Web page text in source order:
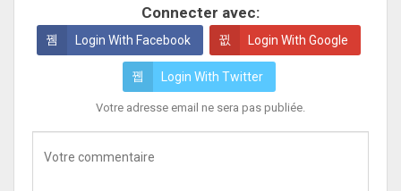
Connecter avec:
Login With Facebook Login With Google
Login With Twitter
Votre adresse email ne sera pas publiée.